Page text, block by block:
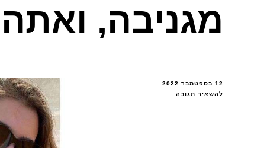
מגניבה,
12 בספטמבר 2022
להשאיר תגובהבנושא